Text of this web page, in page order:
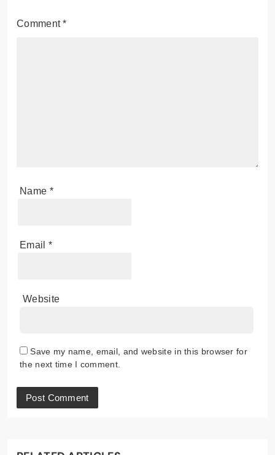
Comment*
Name *
Email *
Website
Save my name, email, and website in this browser for
the next time I comment.